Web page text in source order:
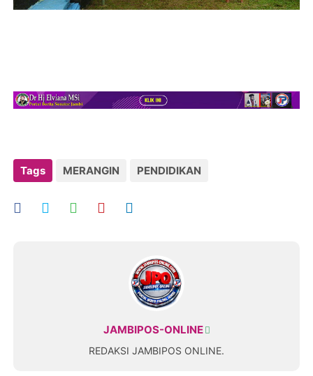
Tags MERANGIN PENDIDIKAN
JAMBIPOS-ONLINE
REDAKSI JAMBIPOS ONLINE.